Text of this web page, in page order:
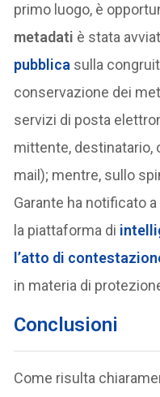
primo luogo, è
metadati è stata
pubblica sulla
conservazione dei
servizi di posta
mittente, destinatario,
mail); mentre, sullo
Garante ha notificato
la piattaforma di
l’atto di
in materia di
Conclusioni
Come risulta